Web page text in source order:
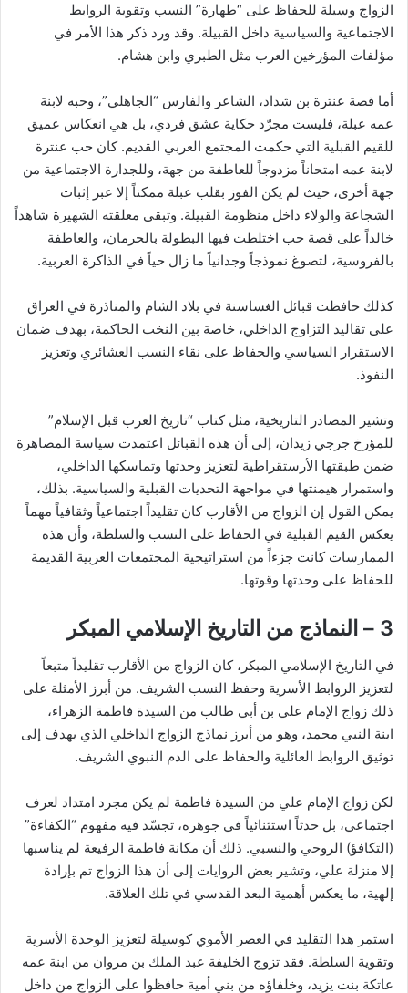
الزواج وسيلة للحفاظ على “طهارة” النسب وتقوية الروابط
الاجتماعية والسياسية داخل القبيلة. وقد ورد ذكر هذا الأمر في
مؤلفات المؤرخين العرب مثل الطبري وابن هشام.
أما قصة عنترة بن شداد، الشاعر والفارس “الجاهلي”، وحبه لابنة
عمه عبلة، فليست مجرّد حكاية عشق فردي، بل هي انعكاس عميق
للقيم القبلية التي حكمت المجتمع العربي القديم. كان حب عنترة
لابنة عمه امتحاناً مزدوجاً للعاطفة من جهة، وللجدارة الاجتماعية من
جهة أخرى، حيث لم يكن الفوز بقلب عبلة ممكناً إلا عبر إثبات
الشجاعة والولاء داخل منظومة القبيلة. وتبقى معلقته الشهيرة شاهداً
خالداً على قصة حب اختلطت فيها البطولة بالحرمان، والعاطفة
بالفروسية، لتصوغ نموذجاً وجدانياً ما زال حياً في الذاكرة العربية.
كذلك حافظت قبائل الغساسنة في بلاد الشام والمناذرة في العراق
على تقاليد التزاوج الداخلي، خاصة بين النخب الحاكمة، بهدف ضمان
الاستقرار السياسي والحفاظ على نقاء النسب العشائري وتعزيز
النفوذ.
وتشير المصادر التاريخية، مثل كتاب “تاريخ العرب قبل الإسلام”
للمؤرخ جرجي زيدان، إلى أن هذه القبائل اعتمدت سياسة المصاهرة
ضمن طبقتها الأرستقراطية لتعزيز وحدتها وتماسكها الداخلي،
واستمرار هيمنتها في مواجهة التحديات القبلية والسياسية. بذلك،
يمكن القول إن الزواج من الأقارب كان تقليداً اجتماعياً وثقافياً مهماً
يعكس القيم القبلية في الحفاظ على النسب والسلطة، وأن هذه
الممارسات كانت جزءاً من استراتيجية المجتمعات العربية القديمة
للحفاظ على وحدتها وقوتها.
3 – النماذج من التاريخ الإسلامي المبكر
في التاريخ الإسلامي المبكر، كان الزواج من الأقارب تقليداً متبعاً
لتعزيز الروابط الأسرية وحفظ النسب الشريف. من أبرز الأمثلة على
ذلك زواج الإمام علي بن أبي طالب من السيدة فاطمة الزهراء،
ابنة النبي محمد، وهو من أبرز نماذج الزواج الداخلي الذي يهدف إلى
توثيق الروابط العائلية والحفاظ على الدم النبوي الشريف.
لكن زواج الإمام علي من السيدة فاطمة لم يكن مجرد امتداد لعرف
اجتماعي، بل حدثاً استثنائياً في جوهره، تجسّد فيه مفهوم “الكفاءة”
(التكافؤ) الروحي والنسبي. ذلك أن مكانة فاطمة الرفيعة لم يناسبها
إلا منزلة علي، وتشير بعض الروايات إلى أن هذا الزواج تم بإرادة
إلهية، ما يعكس أهمية البعد القدسي في تلك العلاقة.
استمر هذا التقليد في العصر الأموي كوسيلة لتعزيز الوحدة الأسرية
وتقوية السلطة. فقد تزوج الخليفة عبد الملك بن مروان من ابنة عمه
عاتكة بنت يزيد، وخلفاؤه من بني أمية حافظوا على الزواج من داخل